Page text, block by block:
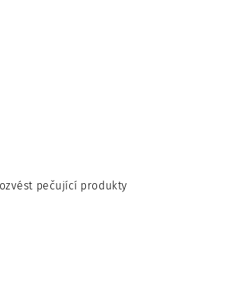
pečující produkty